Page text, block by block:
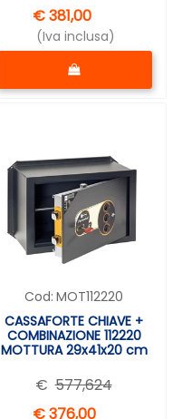
€ 381,00
(Iva inclusa)
Quantità
Cod: MOT112220
CASSAFORTE CHIAVE +
COMBINAZIONE 112220
MOTTURA 29x41x20 cm
€ 577,624
€ 376,00